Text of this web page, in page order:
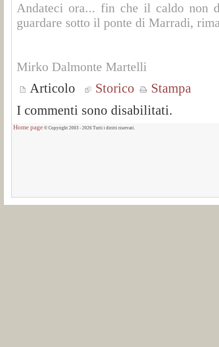
Andateci ora... fin che il caldo non
guardare sotto il ponte di Marradi,
Mirko Dalmonte Martelli
Articolo Storico
Stampa
I commenti sono disabilitati.
Home page © Copyright 2003 - 2026 Tutti i diritti riservati.